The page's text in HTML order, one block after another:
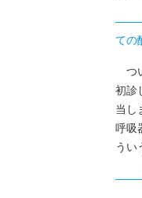
―――
ての
つ
初診
当し
呼吸
うい
―――